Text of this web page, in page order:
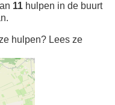
11 hulpen in de buurt
hulpen? Lees ze